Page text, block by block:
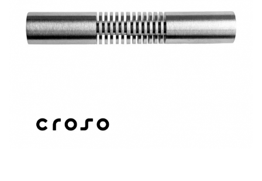
Idomok
Golyók - gömbök
Sodrony és kiegészítők
Csavarok - Dübelek - Ragasztók -
Vegyszerek